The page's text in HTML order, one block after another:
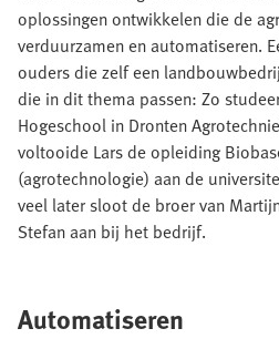
oplossingen ontwikkelen die de
verduurzamen en automatiseren.
ouders die zelf een
die in dit thema passen: Zo
Hogeschool in Dronten
voltooide Lars de opleiding
(agrotechnologie) aan de
veel later sloot de broer van
Stefan aan bij het bedrijf.
Automatiseren